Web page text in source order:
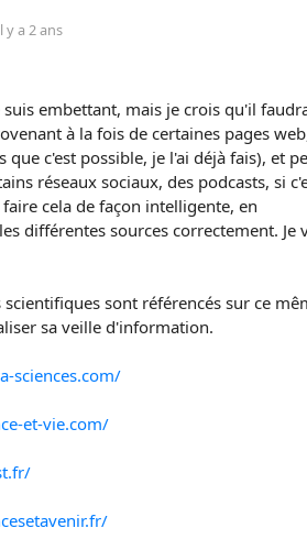
y a 2 ans
suis embettant, mais je crois qu'il
à la fois de certaines pages
que c'est possible, je l'ai déjà fais), et
réseaux sociaux, des podcasts, si
cela de façon intelligente, en
différentes sources correctement. Je
scientifiques sont référencés sur ce
sa veille d'information.
sciences.com/
et-vie.com/